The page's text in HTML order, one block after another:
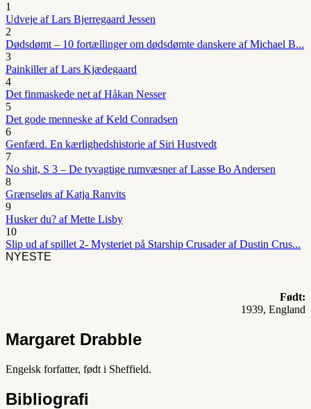
1
Udveje af Lars Bjerregaard Jessen
2
Dødsdømt – 10 fortællinger om dødsdømte danskere af Michael B...
3
Painkiller af Lars Kjædegaard
4
Det finmaskede net af Håkan Nesser
5
Det gode menneske af Keld Conradsen
6
Genfærd. En kærlighedshistorie af Siri Hustvedt
7
No shit, S 3 – De tyvagtige rumvæsner af Lasse Bo Andersen
8
Grænseløs af Katja Ranvits
9
Husker du? af Mette Lisby
10
Slip ud af spillet 2- Mysteriet på Starship Crusader af Dustin Crus...
NYESTE
Født:
1939, England
Margaret Drabble
Engelsk forfatter, født i Sheffield.
Bibliografi